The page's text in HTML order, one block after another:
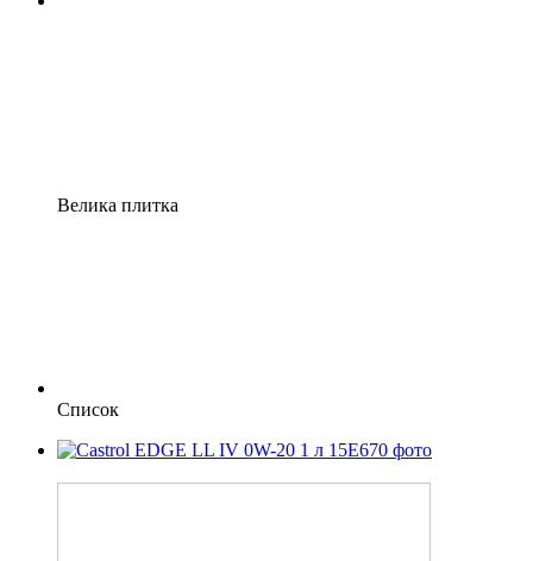
Велика плитка
Список